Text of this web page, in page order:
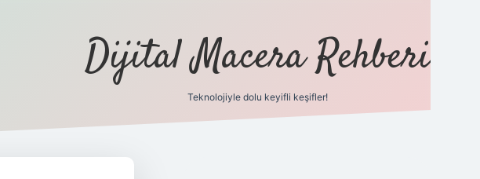
Dijital Macera Rehberi
Teknolojiyle dolu keyifli keşifler!